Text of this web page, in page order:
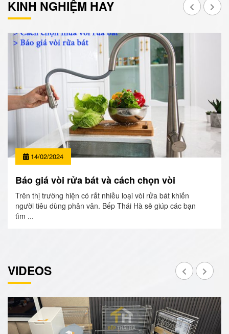
KINH NGHIỆM HAY
14/02/2024
Báo giá vòi rửa bát và cách chọn vòi
Trên thị trường hiện có rất nhiều loại vòi rửa bát khiến
người tiêu dùng phân vân. Bếp Thái Hà sẽ giúp các bạn
tìm ...
VIDEOS